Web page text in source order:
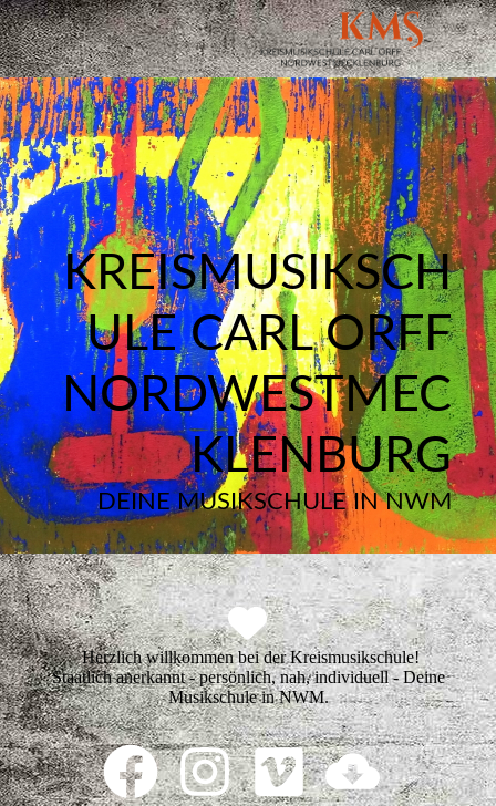
KREISMUSIKSCH
ULE CARL ORFF
NORDWESTMEC
KLENBURG
DEINE MUSIKSCHULE IN NWM
Herzlich willkommen bei der Kreismusikschule!
Staatlich anerkannt - persönlich, nah, individuell - Deine
Musikschule in NWM.